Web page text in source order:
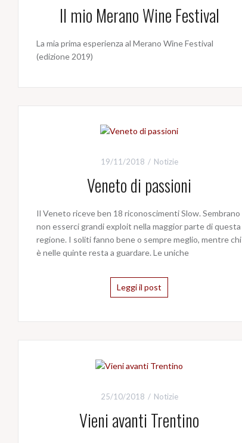
Il mio Merano Wine Festival
La mia prima esperienza al Merano Wine Festival
(edizione 2019)
19/11/2018 Notizie
Veneto di passioni
Il Veneto riceve ben 18 riconoscimenti Slow. Sembrano
non esserci grandi exploit nella maggior parte di questa
regione. I soliti fanno bene o sempre meglio, mentre chi
è nelle quinte resta a guardare. Le uniche
Leggi il post
25/10/2018 Notizie
Vieni avanti Trentino